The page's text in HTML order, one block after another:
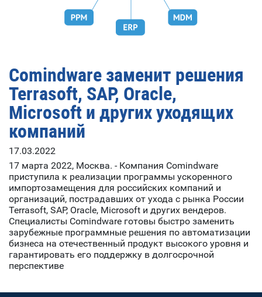
Comindware заменит решения
Terrasoft, SAP, Oracle,
Microsoft и других уходящих
компаний
17.03.2022
17 марта 2022, Москва. - Компания Comindware
приступила к реализации программы ускоренного
импортозамещения для российских компаний и
организаций, пострадавших от ухода с рынка России
Terrasoft, SAP, Oracle, Microsoft и других вендеров.
Специалисты Comindware готовы быстро заменить
зарубежные программные решения по автоматизации
бизнеса на отечественный продукт высокого уровня и
гарантировать его поддержку в долгосрочной
перспективе